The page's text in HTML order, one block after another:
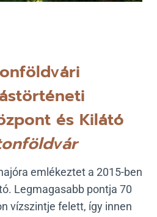
és Kilátó
emlékeztet a 2015-ben
Legmagasabb pontja 70
vízszintje felett, így innen